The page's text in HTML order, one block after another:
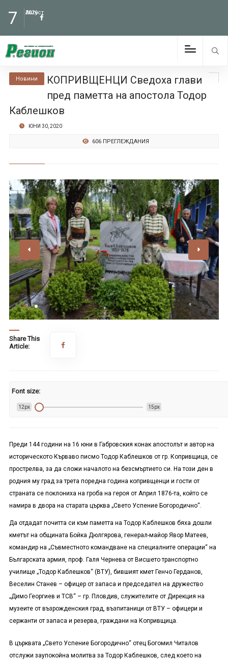
7 Август
2026
Новини
КОПРИВЩЕНЦИ Сведоха глави
пред паметта на апостола Тодор
Каблешков
ЮНИ 30, 2020
606 ПРЕГЛЕЖДАНИЯ
Share This
Article:
Font size:
12px 15px
Преди 144 години на 16 юни в Габровския конак апостолът и автор на
историческото Кърваво писмо Тодор Каблешков от гр. Копривщица, се
прострелва, за да сложи началото на безсмъртието си. На този ден в
родния му град за трета поредна година копривщенци и гости от
страната се поклониха на гроба на героя от Април 1876-та, който се
намира в двора на старата църква „Свето Успение Богородично“.
Да отдадат почитта си към паметта на Тодор Каблешков бяха дошли
кметът на общината Бойка Дюлгярова, генерал-майор Явор Матеев,
командир на „Съвместното командване на специалните операции“ на
Българската армия, проф. Галя Чернева от Висшето транспортно
училище „Тодор Каблешков“ (ВТУ), бившият кмет Генчо Герданов,
Веселин Станев – офицер от запаса и председател на дружество
„Димо Георгиев и ТСВ“ – гр. Пловдив, служителите от Дирекция на
музеите от възрожденския град, възпитаници от ВТУ – офицери и
сержанти от запаса и резерва, граждани на Копривщица.
В църквата „Свето Успение Богородично“ отец Богомил Читалов
отслужи заупокойна молитва за Тодор Каблешков, след което на